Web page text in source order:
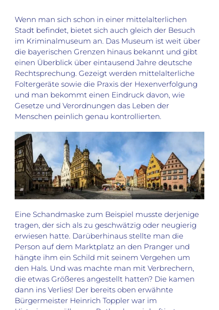
Wenn man sich schon in einer mittelalterlichen
Stadt befindet, bietet sich auch gleich der Besuch
im Kriminalmuseum an. Das Museum ist weit über
die bayerischen Grenzen hinaus bekannt und gibt
einen Überblick über eintausend Jahre deutsche
Rechtsprechung. Gezeigt werden mittelalterliche
Foltergeräte sowie die Praxis der Hexenverfolgung
und man bekommt einen Eindruck davon, wie
Gesetze und Verordnungen das Leben der
Menschen peinlich genau kontrollierten.
Eine Schandmaske zum Beispiel musste derjenige
tragen, der sich als zu geschwätzig oder neugierig
erwiesen hatte. Darüberhinaus stellte man die
Person auf dem Marktplatz an den Pranger und
hängte ihm ein Schild mit seinem Vergehen um
den Hals. Und was machte man mit Verbrechern,
die etwas Größeres angestellt hatten? Die kamen
dann ins Verlies! Der bereits oben erwähnte
Bürgermeister Heinrich Toppler war im